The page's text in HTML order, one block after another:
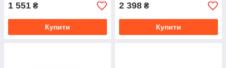
1 551 ₴
Купити
2 398 ₴
Купити